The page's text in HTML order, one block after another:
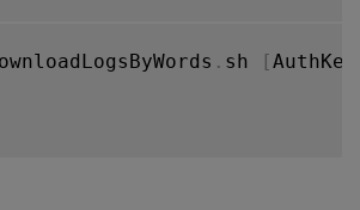
. sh [AuthKey